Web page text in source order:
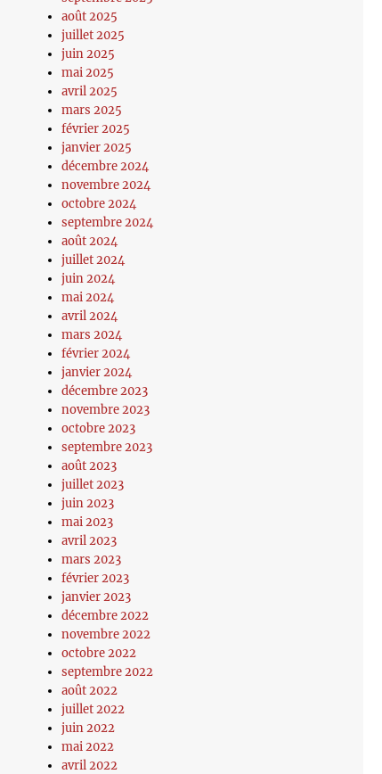
août 2025
juillet 2025
juin 2025
mai 2025
avril 2025
mars 2025
février 2025
janvier 2025
décembre 2024
novembre 2024
octobre 2024
septembre 2024
août 2024
juillet 2024
juin 2024
mai 2024
avril 2024
mars 2024
février 2024
janvier 2024
décembre 2023
novembre 2023
octobre 2023
septembre 2023
août 2023
juillet 2023
juin 2023
mai 2023
avril 2023
mars 2023
février 2023
janvier 2023
décembre 2022
novembre 2022
octobre 2022
septembre 2022
août 2022
juillet 2022
juin 2022
mai 2022
avril 2022